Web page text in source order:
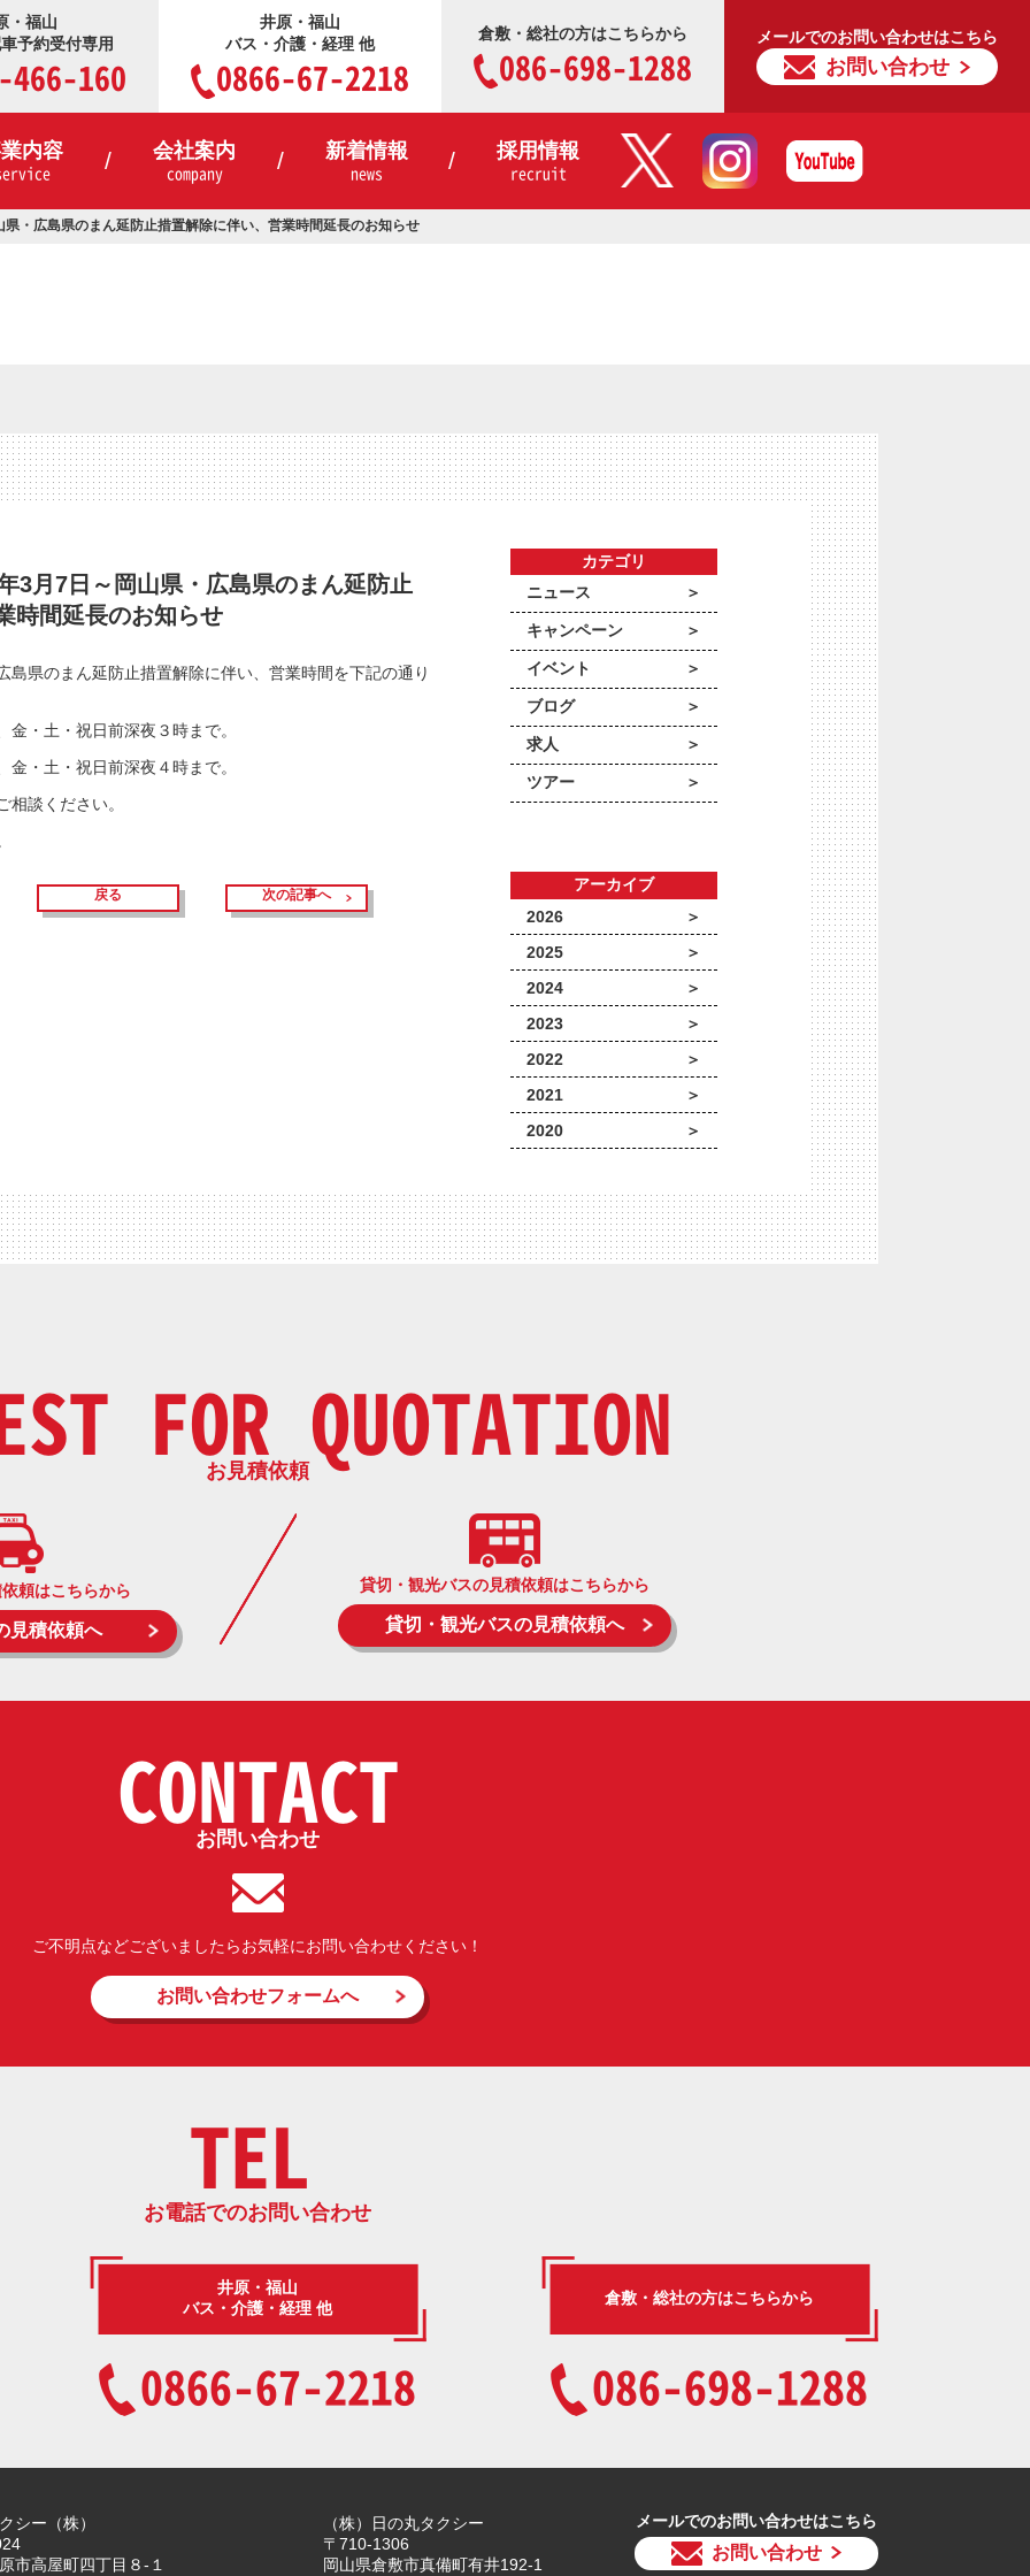
・福山
予約受付専用
466-160
井原・福山
バス・介護・経理 他
0866-67-2218
倉敷・総社の方はこちらから
086-698-1288
メールでのお問い合わせはこちら
お問い合わせ
内容
会社案内
company
新着情報
news
採用情報
recruit
・広島県のまん延防止措置解除に伴い、営業時間延長のお知らせ
3月7日～岡山県・広島県のまん延防止
時間延長のお知らせ
島県のまん延防止措置解除に伴い、営業時間を下記の通り
・土・祝日前深夜３時まで。
・土・祝日前深夜４時まで。
相談ください。
戻る 次の記事へ
カテゴリ
ニュース
キャンペーン
イベント
ブログ
求人
ツアー
アーカイブ
2026
2025
2024
2023
2022
2021
2020
FOR QUOTATION
お見積依頼
頼はこちらから
見積依頼へ
貸切・観光バスの見積依頼はこちらから
貸切・観光バスの見積依頼へ
CONTACT
お問い合わせ
ご不明点などございましたらお気軽にお問い合わせください！
お問い合わせフォームへ
TEL
お電話でのお問い合わせ
井原・福山
バス・介護・経理 他
0866-67-2218
倉敷・総社の方はこちらから
086-698-1288
シー（株）
市高屋町四丁目８-１
（株）日の丸タクシー
〒710-1306
岡山県倉敷市真備町有井192-1
メールでのお問い合わせはこちら
お問い合わせ